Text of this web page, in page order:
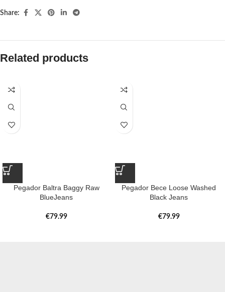
Share:
Related products
Pegador Baltra Baggy Raw
BlueJeans
€79.99
Pegador Bece Loose Washed
Black Jeans
€79.99